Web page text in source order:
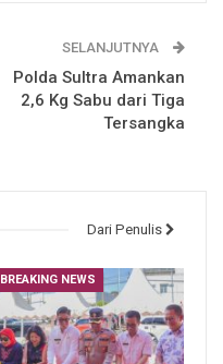
SELANJUTNYA
Polda Sultra Amankan
2,6 Kg Sabu dari Tiga
Tersangka
Dari Penulis
BREAKING NEWS